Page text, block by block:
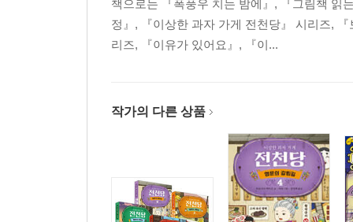
책으로는 『폭풍우 치는 밤에』, 『그림책 읽
정』, 『이상한 과자 가게 전천당』 시리즈,
리즈, 『이유가 있어요』, 『이...
작가의 다른 상품